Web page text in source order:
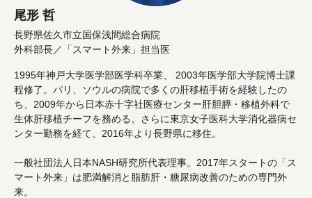
尾形 哲
長野県佐久市立国保浅間総合病院
外科部長／「スマート外来」担当医
1995年神戸大学医学部医学科卒業、 2003年医学部大学院博士課
程修了。パリ、ソウルの病院で多くの肝移植手術を経験したの
ち、2009年から日本赤十字社医療センター肝胆膵・移植外科で
生体肝移植チーフを務める。さらに東京女子医科大学消化器病セ
ンター勤務を経て、2016年より長野県に移住。
一般社団法人日本NASH研究所代表理事。2017年スタートの「ス
マート外来」は肥満解消と脂肪肝・糖尿病改善のための専門外
来。